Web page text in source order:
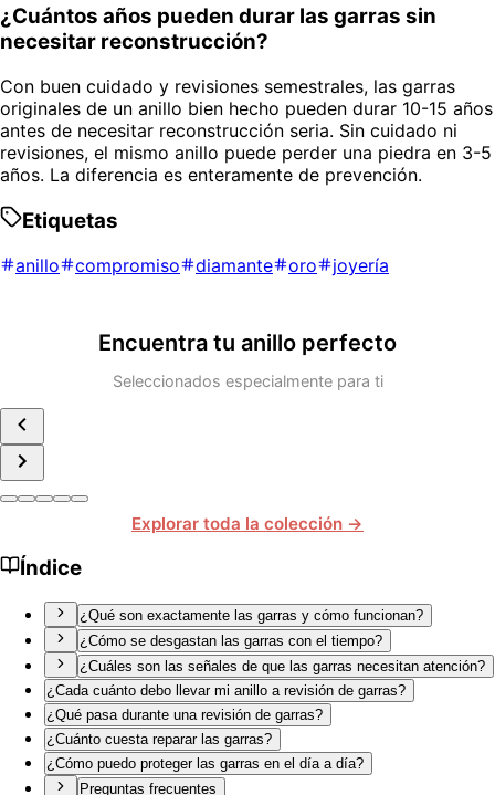
¿Cuántos años pueden durar las garras sin
necesitar reconstrucción?
Con buen cuidado y revisiones semestrales, las garras
originales de un anillo bien hecho pueden durar 10-15 años
antes de necesitar reconstrucción seria. Sin cuidado ni
revisiones, el mismo anillo puede perder una piedra en 3-5
años. La diferencia es enteramente de prevención.
Etiquetas
anillo compromiso diamante oro joyería
Encuentra tu anillo perfecto
Seleccionados especialmente para ti
Explorar toda la colección →
Índice
¿Qué son exactamente las garras y cómo funcionan?
¿Cómo se desgastan las garras con el tiempo?
¿Cuáles son las señales de que las garras necesitan atención?
¿Cada cuánto debo llevar mi anillo a revisión de garras?
¿Qué pasa durante una revisión de garras?
¿Cuánto cuesta reparar las garras?
¿Cómo puedo proteger las garras en el día a día?
Preguntas frecuentes